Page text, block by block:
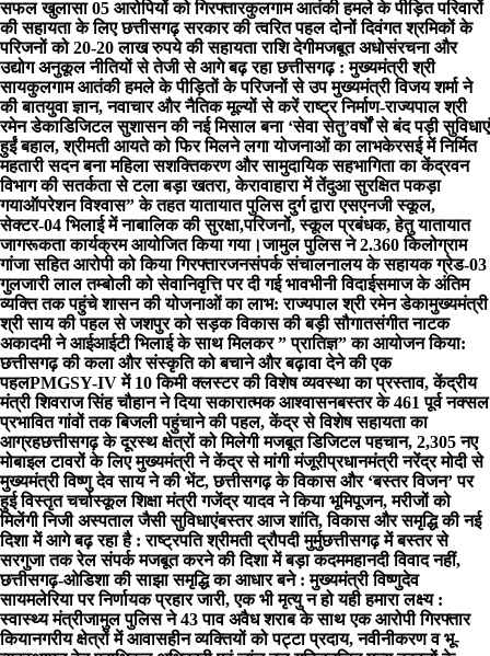
सफल खुलासा 05 आरोपियों को गिरफ्तारकुलगाम आतंकी हमले के पीड़ित परिवारों
की सहायता के लिए छत्तीसगढ़ सरकार की त्वरित पहल दोनों दिवंगत श्रमिकों के
परिजनों को 20-20 लाख रुपये की सहायता राशि देगीमजबूत अधोसंरचना और
उद्योग अनुकूल नीतियों से तेजी से आगे बढ़ रहा छत्तीसगढ़ : मुख्यमंत्री श्री
सायकुलगाम आतंकी हमले के पीड़ितों के परिजनों से उप मुख्यमंत्री विजय शर्मा ने
की बातयुवा ज्ञान, नवाचार और नैतिक मूल्यों से करें राष्ट्र निर्माण-राज्यपाल श्री
रमेन डेका​डिजिटल सुशासन की नई मिसाल बना ‘सेवा सेतु’वर्षों से बंद पड़ी सुविधाएं
हुईं बहाल, श्रीमती आयते को फिर मिलने लगा योजनाओं का लाभकेरसई में निर्मित
महतारी सदन बना महिला सशक्तिकरण और सामुदायिक सहभागिता का केंद्रवन
विभाग की सतर्कता से टला बड़ा खतरा, केरावाहारा में तेंदुआ सुरक्षित पकड़ा
गयाऑपरेशन विश्वास” के तहत यातायात पुलिस दुर्ग द्वारा एसएनजी स्कूल,
सेक्टर-04 भिलाई में नाबालिक की सुरक्षा,परिजनों, स्कूल प्रबंधक, हेतु यातायात
जागरूकता कार्यक्रम आयोजित किया गया।जामुल पुलिस ने 2.360 किलोग्राम
गांजा सहित आरोपी को किया गिरफ्तारजनसंपर्क संचालनालय के सहायक ग्रेड-03
गुलजारी लाल तम्बोली को सेवानिवृत्ति पर दी गई भावभीनी विदाईसमाज के अंतिम
व्यक्ति तक पहुंचे शासन की योजनाओं का लाभ: राज्यपाल श्री रमेन डेकामुख्यमंत्री
श्री साय की पहल से जशपुर को सड़क विकास की बड़ी सौगातसंगीत नाटक
अकादमी ने आईआईटी भिलाई के साथ मिलकर ” प्रातिज्ञ” का आयोजन किया:
छत्तीसगढ़ की कला और संस्कृति को बचाने और बढ़ावा देने की एक
पहलPMGSY-IV में 10 किमी क्लस्टर की विशेष व्यवस्था का प्रस्ताव, केंद्रीय
मंत्री शिवराज सिंह चौहान ने दिया सकारात्मक आश्वासनबस्तर के 461 पूर्व नक्सल
प्रभावित गांवों तक बिजली पहुंचाने की पहल, केंद्र से विशेष सहायता का
आग्रहछत्तीसगढ़ के दूरस्थ क्षेत्रों को मिलेगी मजबूत डिजिटल पहचान, 2,305 नए
मोबाइल टावरों के लिए मुख्यमंत्री ने केंद्र से मांगी मंजूरीप्रधानमंत्री नरेंद्र मोदी से
मुख्यमंत्री विष्णु देव साय ने की भेंट, छत्तीसगढ़ के विकास और ‘बस्तर विजन’ पर
हुई विस्तृत चर्चास्कूल शिक्षा मंत्री गजेंद्र यादव ने किया भूमिपूजन, मरीजों को
मिलेंगी निजी अस्पताल जैसी सुविधाएंबस्तर आज शांति, विकास और समृद्धि की नई
दिशा में आगे बढ़ रहा है : राष्ट्रपति श्रीमती द्रौपदी मुर्मुछत्तीसगढ़ में बस्तर से
सरगुजा तक रेल संपर्क मजबूत करने की दिशा में बड़ा कदममहानदी विवाद नहीं,
छत्तीसगढ़-ओडिशा की साझा समृद्धि का आधार बने : मुख्यमंत्री विष्णुदेव
सायमलेरिया पर निर्णायक प्रहार जारी, एक भी मृत्यु न हो यही हमारा लक्ष्य :
स्वास्थ्य मंत्रीजामुल पुलिस ने 43 पाव अवैध शराब के साथ एक आरोपी गिरफ्तार
कियानगरीय क्षेत्रों में आवासहीन व्यक्तियों को पट्टा प्रदाय, नवीनीकरण व भू-